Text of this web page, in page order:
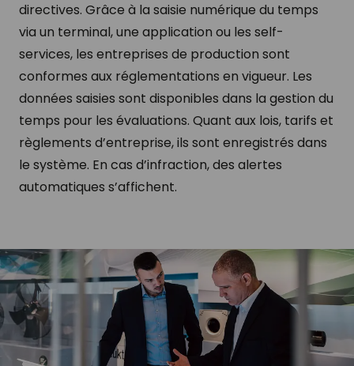
directives. Grâce à la saisie numérique du temps
via un terminal, une application ou les self-
services, les entreprises de production sont
conformes aux réglementations en vigueur. Les
données saisies sont disponibles dans la gestion du
temps pour les évaluations. Quant aux lois, tarifs et
règlements d’entreprise, ils sont enregistrés dans
le système. En cas d’infraction, des alertes
automatiques s’affichent.